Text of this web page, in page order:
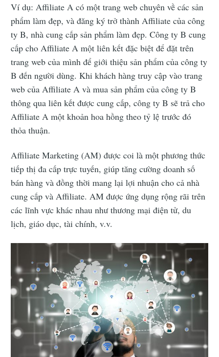
Ví dụ: Affiliate A có một trang web chuyên về các sản
phẩm làm đẹp, và đăng ký trở thành Affiliate của công
ty B, nhà cung cấp sản phẩm làm đẹp. Công ty B cung
cấp cho Affiliate A một liên kết đặc biệt để đặt trên
trang web của mình để giới thiệu sản phẩm của công ty
B đến người dùng. Khi khách hàng truy cập vào trang
web của Affiliate A và mua sản phẩm của công ty B
thông qua liên kết được cung cấp, công ty B sẽ trả cho
Affiliate A một khoản hoa hồng theo tỷ lệ trước đó
thỏa thuận.
Affiliate Marketing (AM) được coi là một phương thức
tiếp thị đa cấp trực tuyến, giúp tăng cường doanh số
bán hàng và đồng thời mang lại lợi nhuận cho cả nhà
cung cấp và Affiliate. AM được ứng dụng rộng rãi trên
các lĩnh vực khác nhau như thương mại điện tử, du
lịch, giáo dục, tài chính, v.v.